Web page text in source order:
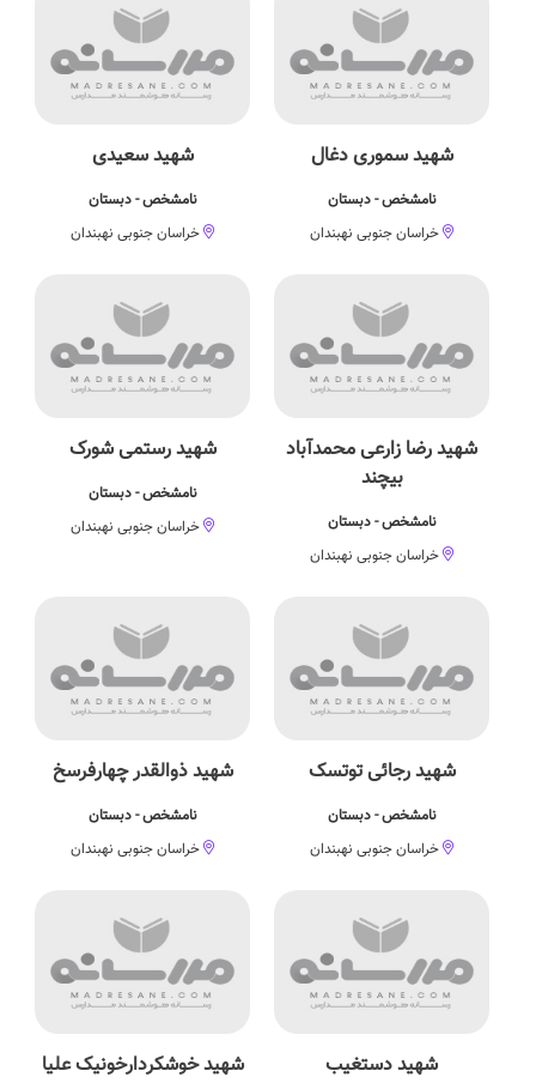
شهید سموری دغال
نامشخص - دبستان
خراسان جنوبی نهبندان
شهید سعیدی
نامشخص - دبستان
خراسان جنوبی نهبندان
شهید رضا زارعی محمدآباد
بیچند
نامشخص - دبستان
خراسان جنوبی نهبندان
شهید رستمی شورک
نامشخص - دبستان
خراسان جنوبی نهبندان
شهید رجائی توتسک
نامشخص - دبستان
خراسان جنوبی نهبندان
شهید ذوالقدر چهارفرسخ
نامشخص - دبستان
خراسان جنوبی نهبندان
شهید دستغیب شهید خوشکردارخونیک علیا